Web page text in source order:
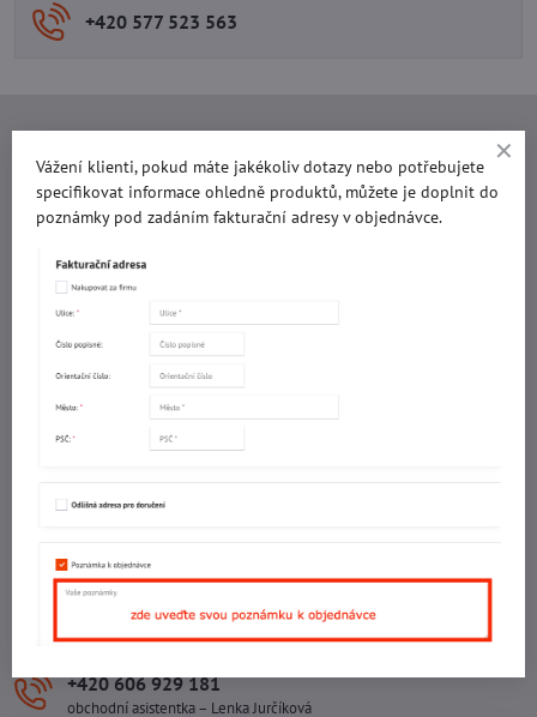
+420 577 523 563
IČO: 60560908
DIČ: CZ5602130809
IČO: 29007356
Sídlo provozovny
Malotova 5264
Areál Svit Zlín
113. budova
760 01 ZLÍN
+420 602 781 706
Ing. Vojtěch Lečbych – ředitel
+420 606 929 181
obchodní asistentka – Lenka Jurčíková
Vážení klienti, pokud máte jakékoliv dotazy nebo potřebujete
specifikovat informace ohledně produktů, můžete je doplnit do
poznámky pod zadáním fakturační adresy v objednávce.